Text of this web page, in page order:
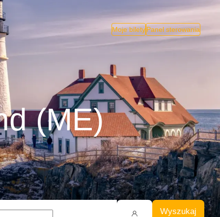
Moje biletyPanel sterowania
(ME)
Wyszukaj